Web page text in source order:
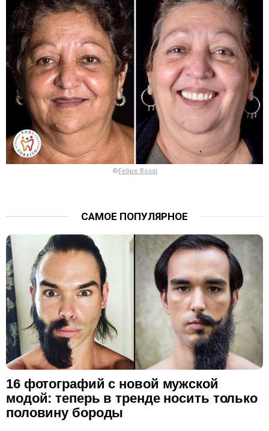
© Felipe Rossi
САМОЕ ПОПУЛЯРНОЕ
16 фотографий с новой мужской
модой: теперь в тренде носить только
половину бороды